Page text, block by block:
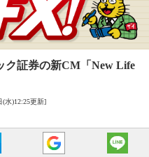
ク証券の新CM「New Life
(水)12:25更新]